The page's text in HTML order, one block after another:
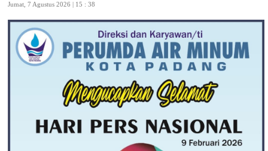
Jumat, 7 Agustus 2026 | 15 : 38